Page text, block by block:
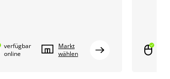
verfügbar
online
Markt
wählen